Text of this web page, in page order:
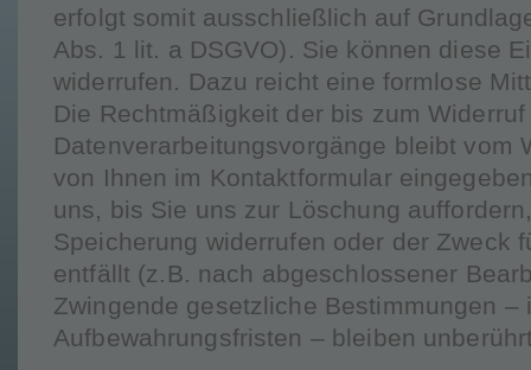
erfolgt somit ausschließlich auf
Abs. 1 lit. a DSGVO). Sie können diese
widerrufen. Dazu reicht eine formlose
Die Rechtmäßigkeit der bis zum
Datenverarbeitungsvorgänge bleibt vom
von Ihnen im Kontaktformular
uns, bis Sie uns zur Löschung
Speicherung widerrufen oder der Zweck
entfällt (z.B. nach abgeschlossener
Zwingende gesetzliche Bestimmungen –
Aufbewahrungsfristen – bleiben